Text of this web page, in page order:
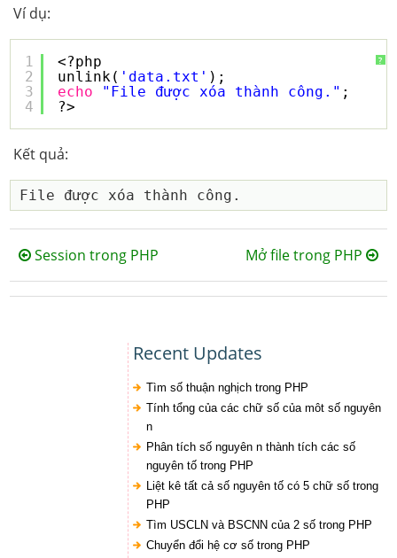
Ví dụ:
?
1
2
3
4
<?php
unlink( 'data.txt' );
echo
"File được xóa thành công." ;
?>
Kết quả:
Session trong PHP Mở file trong PHP
Recent Updates
Tìm số thuận nghịch trong PHP
Tính tổng của các chữ số của môt số nguyên
n
Phân tích số nguyên n thành tích các số
nguyên tố trong PHP
Liệt kê tất cả số nguyên tố có 5 chữ số trong
PHP
Tìm USCLN và BSCNN của 2 số trong PHP
Chuyển đổi hệ cơ số trong PHP